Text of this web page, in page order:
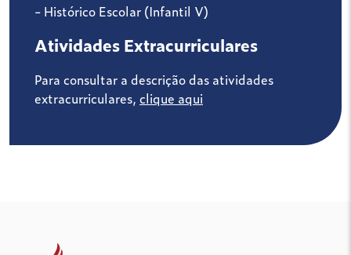
- Histórico Escolar (Infantil V)
Atividades Extracurriculares
Para consultar a descrição das atividades
extracurriculares, clique aqui